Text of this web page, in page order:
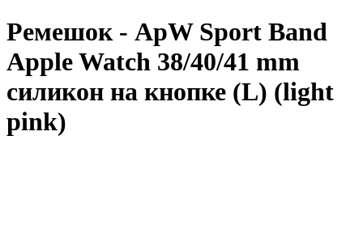
Ремешок - ApW Sport Band
Apple Watch 38/40/41 mm
силикон на кнопке (L) (light
pink)